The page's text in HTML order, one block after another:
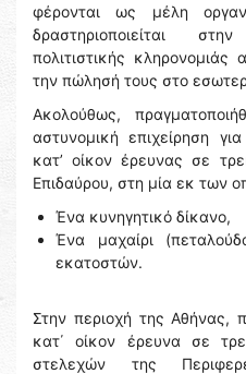
φέρονται ως μέλη
δραστηριοποιείται
πολιτιστικής
την πώλησή τους στο
Ακολούθως,
αστυνομική επιχείρηση
κατ’ οίκον έρευνας σε
Επιδαύρου, στη μία εκ των
Ένα κυνηγητικό δίκανο,
Ένα μαχαίρι
εκατοστών.
Στην περιοχή της Αθήνας,
κατ΄ οίκον έρευνα σε
στελεχών της